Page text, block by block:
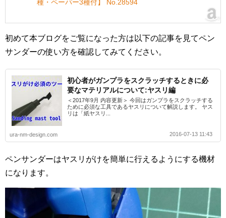
種・ペーパー3種付】 No.28594
初めて本ブログをご覧になった方は以下の記事を見てペン
サンダーの使い方を確認してみてください。
初心者がガンプラをスクラッチするときに必
要なマテリアルについて:ヤスリ編
＜2017年9月 内容更新＞ 今回はガンプラをスクラッチする
ために必須な工具であるヤスリについて解説します。 ヤス
リは「紙ヤスリ...
ura-nm-design.com 2016-07-13 11:43
ペンサンダーはヤスリがけを簡単に行えるようにする機材
になります。